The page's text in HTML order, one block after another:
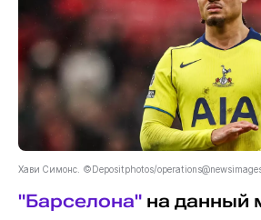
Хави Симонс. ©Depositphotos/
"Барселона"на данный